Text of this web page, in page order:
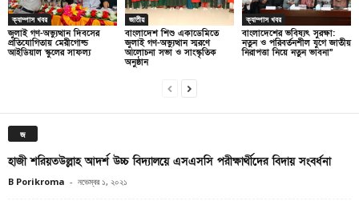
ক্যাম্পাস খবর
জুলাই গণ-অভ্যুত্থান দিবসের
প্রতিযোগিতায় মেরীগোল্ড
আইডিয়াল স্কুলের সাফল্য
জাতীয়
বাংলাদেশ শিশু একাডেমিতে
জুলাই গণ-অভ্যুত্থান স্মরণে
আলোচনা সভা ও সাংস্কৃতিক
অনুষ্ঠান
ক্যাম্পাস খবর
বাংলাদেশের ভবিষ্যৎ সুরক্ষা:
নতুন ও পরিবর্তনশীল যুগে জাতীয়
নিরাপত্তা নিয়ে নতুন ভাবনা”
জ
হাজী শরিয়তউল্লাহ আদর্শ উচ্চ বিদ্যালয়ে এসএসসি পরীক্ষার্থীদের বিদায় সংবর্ধনা
B Porikroma - নভেম্বর ১, ২০২১